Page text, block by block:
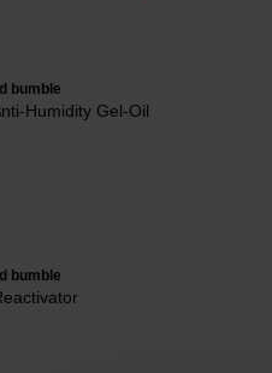
bumble
Humidity Gel-Oil
bumble